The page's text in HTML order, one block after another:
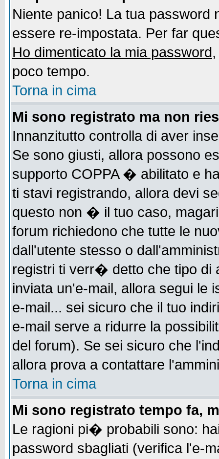
Niente panico! La tua
essere re-impostata. Per far
Ho dimenticato la mia password
poco tempo.
Torna in cima
Mi sono registrato ma non
Innanzitutto controlla di aver
Se sono giusti, allora possono
supporto COPPA � abilitato e
ti stavi registrando, allora devi
questo non � il tuo caso,
forum richiedono che tutte le
dall'utente stesso o
registri ti verr� detto che tipo
inviata un'e-mail, allora segui le
e-mail... sei sicuro che il tuo
e-mail serve a ridurre la
del forum). Se sei sicuro che
allora prova a contattare
Torna in cima
Mi sono registrato tempo fa,
Le ragioni pi� probabili sono:
password sbagliati (verifica l'e-